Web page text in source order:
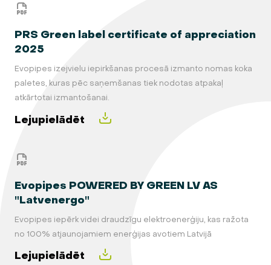
PRS Green label certificate of appreciation
2025
Evopipes izejvielu iepirkšanas procesā izmanto nomas koka
paletes, kuras pēc saņemšanas tiek nodotas atpakaļ
atkārtotai izmantošanai.
Lejupielādēt
Evopipes POWERED BY GREEN LV AS
"Latvenergo"
Evopipes iepērk videi draudzīgu elektroenerģiju, kas ražota
no 100% atjaunojamiem enerģijas avotiem Latvijā
Lejupielādēt